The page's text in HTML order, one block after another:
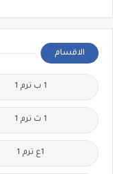
الاقسام
1 ب ترم 1
1 ث ترم 1
1ع ترم 1